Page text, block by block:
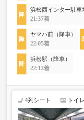
浜松西インター駐車
21:37着
ヤマハ前（降車）
22:05着
浜松駅（降車）
22:12着
4列シート トイ